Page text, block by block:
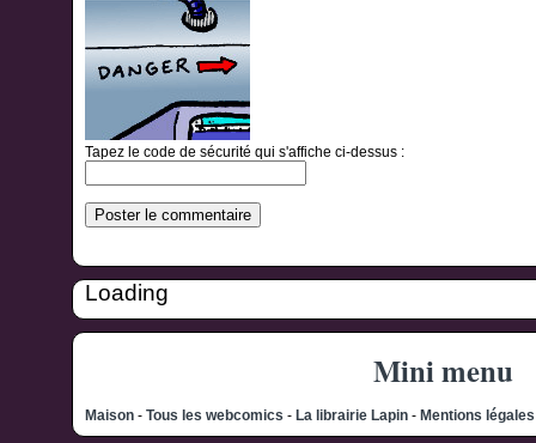
Tapez le code de sécurité qui s'affiche ci-dessus :
Loading
Mini menu
Maison - Tous les webcomics - La librairie Lapin - Mentions